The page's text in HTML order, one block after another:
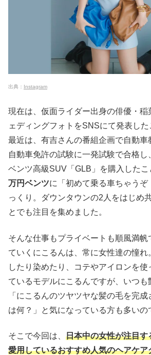
出典： Instagram
現在は、仮面ライダー出身の俳優・稲
ェディングフォトをSNSにて発表した
最近は、有吉さんの番組企画で自動車
自動車免許の試験に一発試験で合格
ベンツ高級SUV「GLB」を購入したこ
万円ベンツに「初めて乗る車ちゃう
っくり。ダウンタウンの2人をはじめ
とでも注目を集めました。
そんな仕事もプライベートも順風満帆
ていくにこるんは、常に女性達の憧れ
したり染めたり、コテやアイロンを使
ているモデルにこるんですが、いつも
「にこるんのツヤツヤな髪の毛を完
は何？」と気になっている方も多いの
そこで今回は、 日本中の女性が注目す
愛用しているおすすめ人気のヘアケア